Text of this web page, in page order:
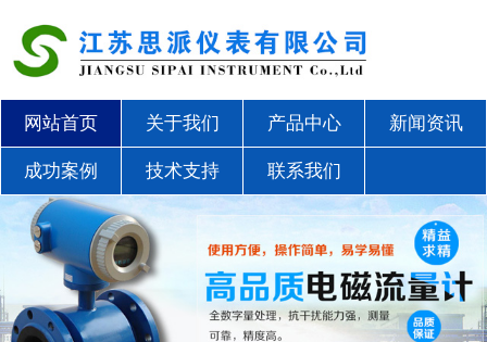
网站首页 关于我们 产品中心 新闻资讯
成功案例 技术支持 联系我们